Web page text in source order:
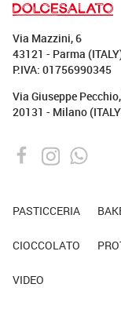
Via Mazzini, 6
43121 - Parma
P.IVA: 01756990345
Via Giuseppe
20131 - Milano
PASTICCERIA
CIOCCOLATO
VIDEO